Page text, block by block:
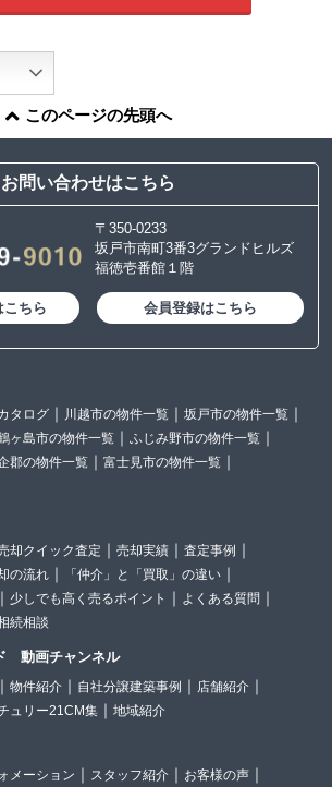
このページの先頭へ
お問い合わせはこちら
〒350-0233
坂戸市南町3番3グランドヒルズ
福徳壱番館１階
こちら 会員登録はこちら
タログ 川越市の物件一覧
坂戸市の物件一覧
ヶ島市の物件一覧
ふじみ野市の物件一覧
郡の物件一覧
富士見市の物件一覧
却クイック査定 売却実績
査定事例
の流れ
「仲介」と「買取」の違い
少しでも高く売るポイント
よくある質問
続相談
動画チャンネル
物件紹介 自社分譲建築事例
店舗紹介
ュリー21CM集 地域紹介
メーション スタッフ紹介 お客様の声